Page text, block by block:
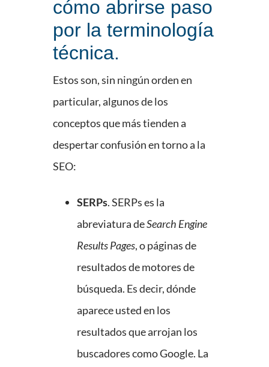
cómo abrirse paso
por la terminología
técnica.
Estos son, sin ningún orden en
particular, algunos de los
conceptos que más tienden a
despertar confusión en torno a la
SEO:
SERPs. SERPs es la
abreviatura deSearch Engine
Results Pages, o páginas de
resultados de motores de
búsqueda. Es decir, dónde
aparece usted en los
resultados que arrojan los
buscadores como Google. La